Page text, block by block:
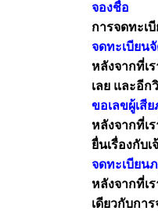
จองชื่อ
การจดทะเ
จดทะเบียน
หลังจากที่เ
เลย และอีก
ขอเลขผู้เสี
หลังจากที่เ
ยื่นเรื่องกับ
จดทะเบียน
หลังจากที่เ
เดียวกับกา